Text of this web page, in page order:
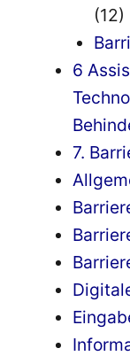
(12)
6
7.